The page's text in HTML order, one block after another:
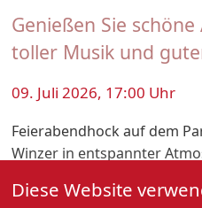
Diese Website
Genießen Sie
toller Musik und
09. Juli 2026, 17:00 Uhr
Feierabendhock auf dem
Winzer in entspannter
Weinauswahl.